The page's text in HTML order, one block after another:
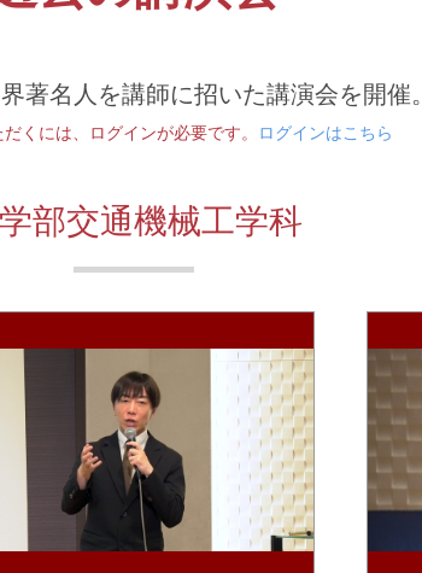
著名人を講師に招いた講演会を開催。
くには、ログインが必要です。 ログインはこちら
部交通機械工学科